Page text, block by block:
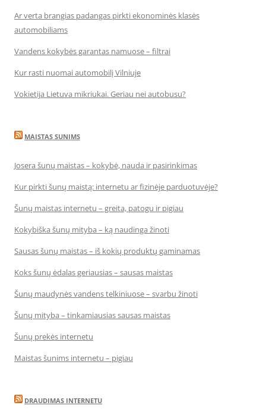
Ar verta brangias padangas pirkti ekonominės klasės
automobiliams
Vandens kokybės garantas namuose – filtrai
Kur rasti nuomai automobilį Vilniuje
Vokietija Lietuva mikriukai. Geriau nei autobusu?
MAISTAS SUNIMS
Josera šunų maistas – kokybė, nauda ir pasirinkimas
Kur pirkti šunų maistą: internetu ar fizinėje parduotuvėje?
Šunų maistas internetu – greita, patogu ir pigiau
Kokybiška šunų mityba – ką naudinga žinoti
Sausas šunų maistas – iš kokių produktų gaminamas
Koks šunų ėdalas geriausias – sausas maistas
Šunų maudynės vandens telkiniuose – svarbu žinoti
Šunų mityba – tinkamiausias sausas maistas
Šunų prekės internetu
Maistas šunims internetu – pigiau
DRAUDIMAS INTERNETU